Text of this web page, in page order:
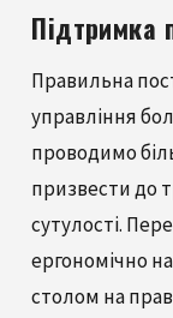
Підтримка
Правильна
управління
проводимо
призвести до
сутулості.
ергономічно
столом на